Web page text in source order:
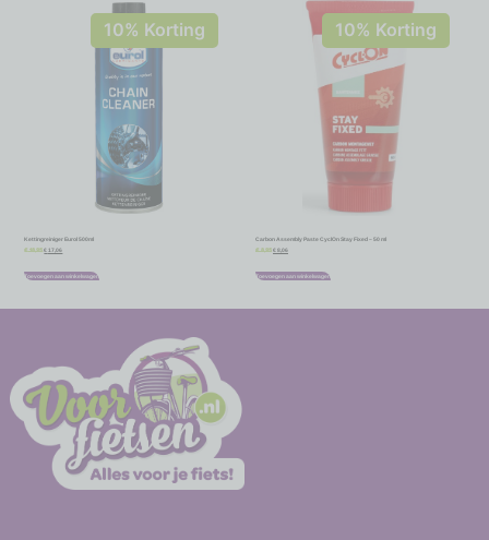
10% Korting
Kettingreiniger Eurol 500ml
€18,95 € 17,06
Toevoegen aan winkelwagen
10% Korting
Carbon Assembly Paste CyclOn Stay Fixed – 50 ml
€ 8,95 € 8,06
Toevoegen aan winkelwagen